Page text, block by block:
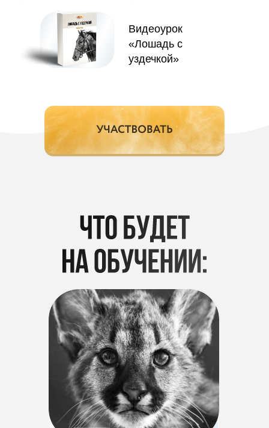
Видеоурок
«Лошадь с
уздечкой»